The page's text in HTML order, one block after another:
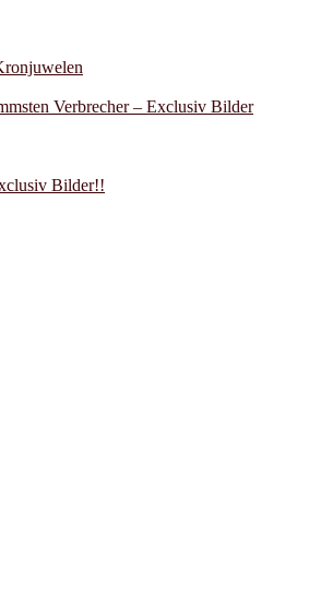
Verbrecher – Exclusiv Bilder
Bilder!!